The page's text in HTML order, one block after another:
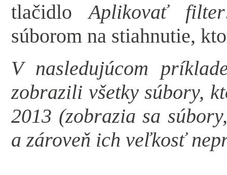
tlačidloAplikovať filter
súborom na stiahnutie,
V nasledujúcom
zobrazili všetky súbory,
2013 (zobrazia sa
a zároveň ich veľkosť